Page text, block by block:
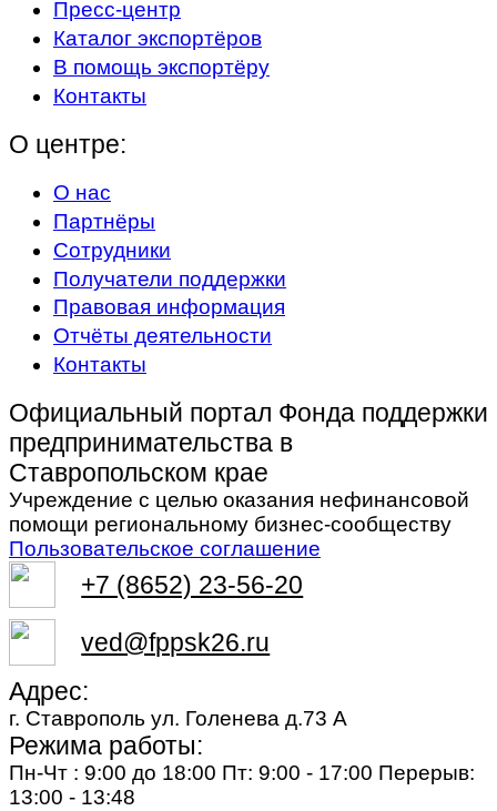
Пресс-центр
Каталог экспортёров
В помощь экспортёру
Контакты
О центре:
О нас
Партнёры
Сотрудники
Получатели поддержки
Правовая информация
Отчёты деятельности
Контакты
Официальный портал Фонда поддержки
предпринимательства в
Ставропольском крае
Учреждение с целью оказания нефинансовой
помощи региональному бизнес-сообществу
Пользовательское соглашение
+7 (8652) 23-56-20
ved@fppsk26.ru
Адрес:
г. Ставрополь ул. Голенева д.73 A
Режима работы:
Пн-Чт : 9:00 до 18:00 Пт: 9:00 - 17:00 Перерыв:
13:00 - 13:48